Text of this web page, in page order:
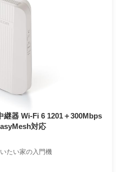
継器 Wi-Fi 6 1201＋300Mbps
対応
たい家の入門機